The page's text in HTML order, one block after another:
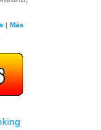
| Más